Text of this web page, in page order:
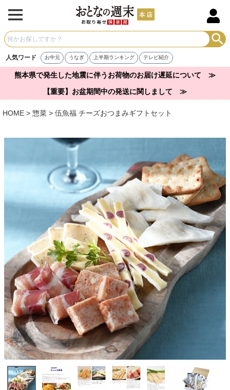
人気ワード お中元 うなぎ 上半期ランキング テレビ紹介
熊本県で発生した地震に伴うお荷物のお届け遅延について ≫
【重要】お盆期間中の発送に関しまして ≫
HOME 惣菜 伍魚福 チーズおつまみギフトセット